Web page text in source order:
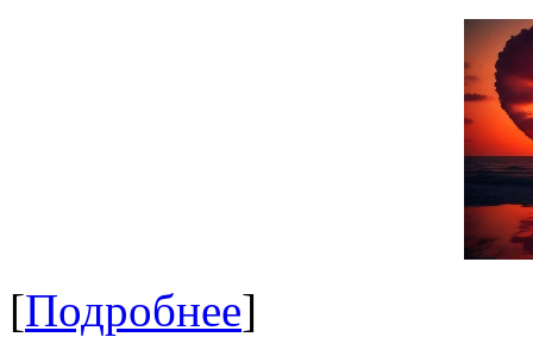
[Подробнее]